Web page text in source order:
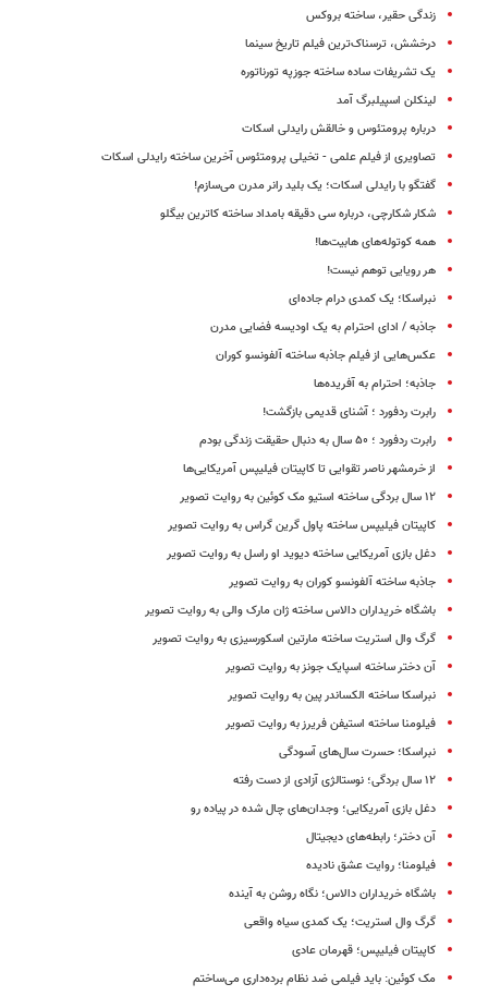
زندگی حقیر، ساخته بروکس
درخشش، ترسناک‌ترین فیلم تاریخ سینما
یک تشریفات ساده ساخته جوزپه تورناتوره
لینکلن اسپیلبرگ آمد
درباره پرومتئوس و خالقش رایدلی اسکات
تصاویری از فیلم علمی - تخیلی پرومتئوس آخرین ساخته رایدلی اسکات
گفتگو با رایدلی اسکات؛ یک بلید رانر مدرن می‌سازم!
شکار شکارچی، درباره سی دقیقه بامداد ساخته کاترین بیگلو
همه کوتوله‌های هابیت‌ها!
هر رویایی توهم نیست!
نبراسکا؛ یک کمدی درام جاده‌ای
جاذبه / ادای احترام به یک اودیسه فضایی مدرن
عکس‌هایی از فیلم جاذبه ساخته آلفونسو کوران
جاذبه؛ احترام به آفریده‌ها
رابرت ردفورد ؛‌ آشنای قدیمی بازگشت!
رابرت ردفورد ؛ ۵۰ سال به دنبال حقیقت زندگی بودم
از خرمشهر ناصر تقوایی تا کاپیتان فیلیپس آمریکایی‌ها
۱۲ سال بردگی ساخته استیو مک کوئین به روایت تصویر
کاپیتان فیلیپس ساخته پاول گرین گراس به روایت تصویر
دغل بازی آمریکایی ساخته دیوید او راسل به روایت تصویر
جاذبه ساخته آلفونسو کوران به روایت تصویر
باشگاه خریداران دالاس ساخته ژان مارک والی به روایت تصویر
گرگ وال استریت ساخته مارتین اسکورسیزی به روایت تصویر
آن دختر ساخته‌ اسپایک جونز به روایت تصویر
نبراسکا ساخته‌ الکساندر پین به روایت تصویر
فیلومنا ساخته استیفن فریرز به روایت تصویر
نبراسکا؛ حسرت سال‌های آسودگی
۱۲ سال بردگی؛ نوستالژی آزادی از دست رفته
دغل بازی آمریکایی؛ وجدان‌های چال شده در پیاده رو
آن دختر؛ رابطه‌های دیجیتال
فیلومنا؛ روایت عشق نادیده
باشگاه خریداران دالاس؛ نگاه روشن به آینده
گرگ وال استریت؛ یک کمدی سیاه واقعی
کاپیتان فیلیپس؛ قهرمان عادی
مک کوئین: باید فیلمی ضد نظام برده‌داری می‌ساختم